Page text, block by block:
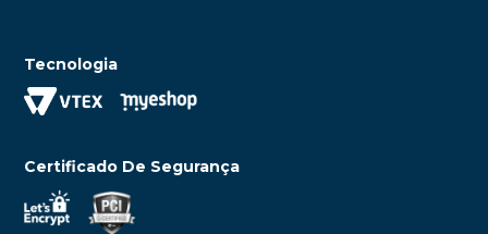
Tecnologia
Certificado De Segurança